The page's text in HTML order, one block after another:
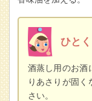
ひと
酒蒸し用のお酒
りあさりが固
さい。